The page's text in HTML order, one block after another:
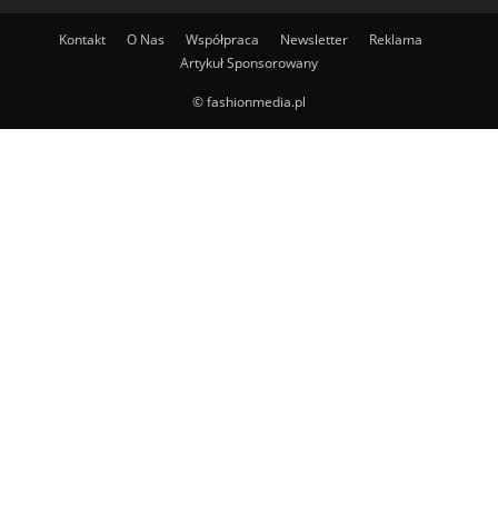
Kontakt O Nas Współpraca Newsletter
Reklama
Artykuł Sponsorowany
© fashionmedia.pl